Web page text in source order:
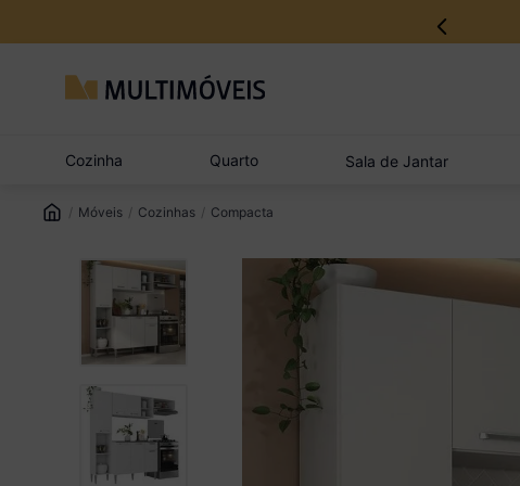
Cozinha Quarto Sala de Jantar
Móveis Cozinhas Compacta
4º
5º